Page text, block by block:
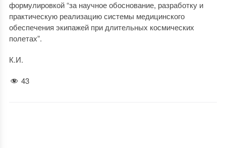
формулировкой “за научное обоснование, разработку и
практическую реализацию системы медицинского
обеспечения экипажей при длительных космических
полетах”.
К.И.
43